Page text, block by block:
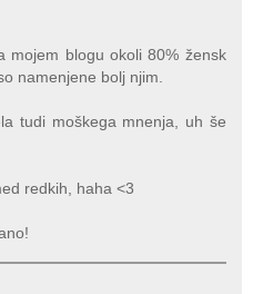
mojem blogu okoli 80% žensk
namenjene bolj njim.
tudi moškega mnenja, uh še
redkih, haha <3